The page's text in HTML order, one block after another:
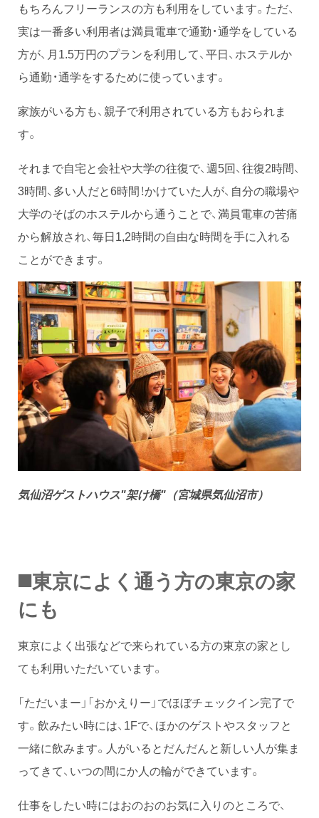
もちろんフリーランスの方も利用をしています。ただ、
実は一番多い利用者は満員電車で通勤・通学をしている
方が、月1.5万円のプランを利用して、平日、ホステルか
ら通勤・通学をするために使っています。
家族がいる方も、親子で利用されている方もおられま
す。
それまで自宅と会社や大学の往復で、週5回、往復2時間、
3時間、多い人だと6時間！かけていた人が、自分の職場や
大学のそばのホステルから通うことで、満員電車の苦痛
から解放され、毎日1,2時間の自由な時間を手に入れる
ことができます。
気仙沼ゲストハウス"架け橋"（宮城県気仙沼市）
◼️東京によく通う方の東京の家
にも
東京によく出張などで来られている方の東京の家とし
ても利用いただいています。
「ただいまー」「おかえりー」でほぼチェックイン完了で
す。飲みたい時には、1Fで、ほかのゲストやスタッフと
一緒に飲みます。人がいるとだんだんと新しい人が集ま
ってきて、いつの間にか人の輪ができています。
仕事をしたい時にはおのおのお気に入りのところで、